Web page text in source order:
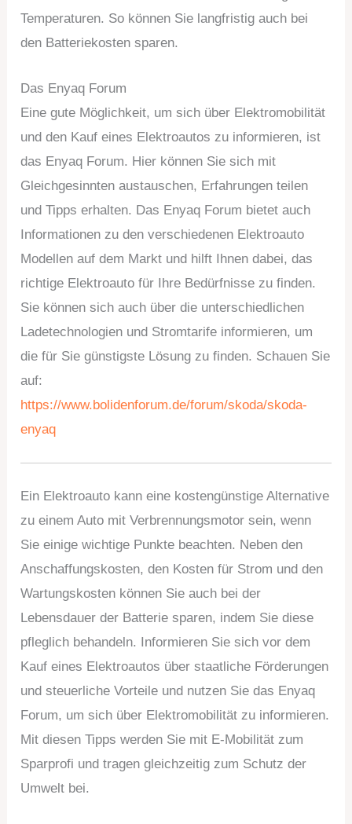
Temperaturen. So können Sie langfristig auch bei
den Batteriekosten sparen.
Das Enyaq Forum
Eine gute Möglichkeit, um sich über Elektromobilität
und den Kauf eines Elektroautos zu informieren, ist
das Enyaq Forum. Hier können Sie sich mit
Gleichgesinnten austauschen, Erfahrungen teilen
und Tipps erhalten. Das Enyaq Forum bietet auch
Informationen zu den verschiedenen Elektroauto
Modellen auf dem Markt und hilft Ihnen dabei, das
richtige Elektroauto für Ihre Bedürfnisse zu finden.
Sie können sich auch über die unterschiedlichen
Ladetechnologien und Stromtarife informieren, um
die für Sie günstigste Lösung zu finden. Schauen Sie
auf:
https://www.bolidenforum.de/forum/skoda/skoda-
enyaq
Ein Elektroauto kann eine kostengünstige Alternative
zu einem Auto mit Verbrennungsmotor sein, wenn
Sie einige wichtige Punkte beachten. Neben den
Anschaffungskosten, den Kosten für Strom und den
Wartungskosten können Sie auch bei der
Lebensdauer der Batterie sparen, indem Sie diese
pfleglich behandeln. Informieren Sie sich vor dem
Kauf eines Elektroautos über staatliche Förderungen
und steuerliche Vorteile und nutzen Sie das Enyaq
Forum, um sich über Elektromobilität zu informieren.
Mit diesen Tipps werden Sie mit E-Mobilität zum
Sparprofi und tragen gleichzeitig zum Schutz der
Umwelt bei.